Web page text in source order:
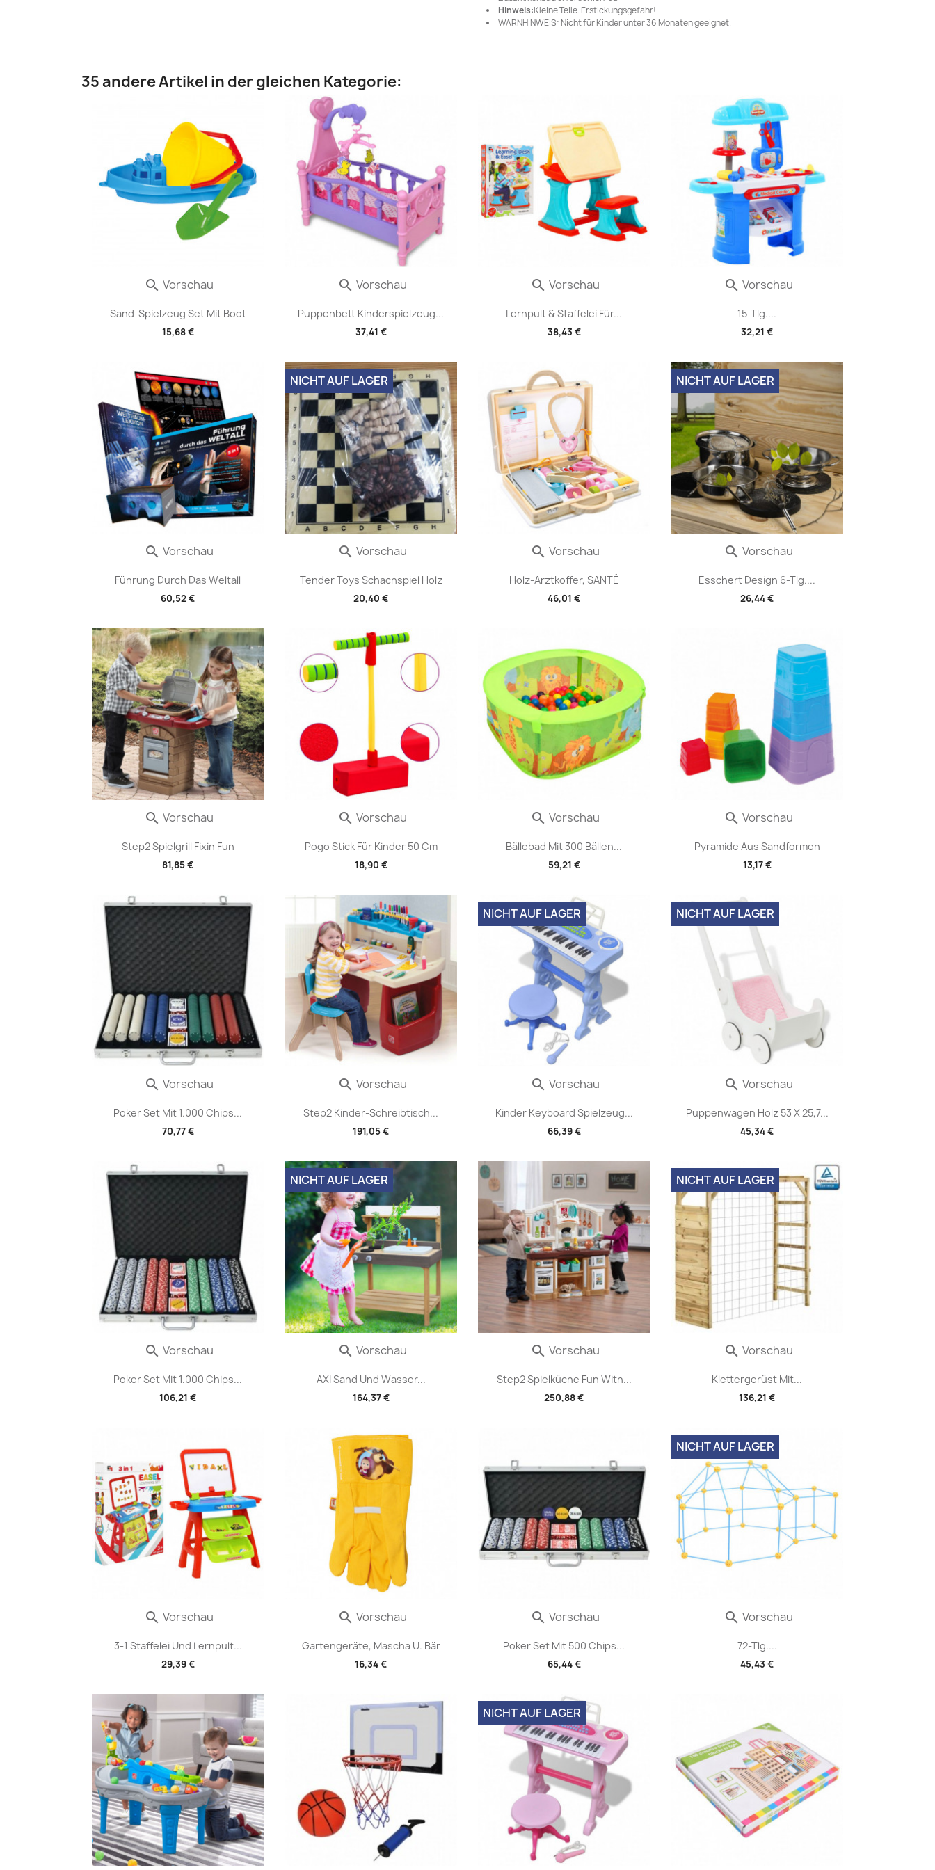
Hinweis:Kleine Teile. Erstickungsgefahr!
WARNHINWEIS: Nicht für Kinder unter 36 Monaten geeignet.
35 andere Artikel in der gleichen Kategorie:
Sand-Spielzeug Set Mit Boot
15,68 €
 Vorschau
Puppenbett Kinderspielzeug...
37,41 €
 Vorschau
Lernpult & Staffelei Für...
38,43 €
 Vorschau
15-Tlg....
32,21 €
 Vorschau
Führung Durch Das Weltall
60,52 €
 Vorschau
Tender Toys Schachspiel Holz
20,40 €
NICHT AUF LAGER
 Vorschau
Holz-Arztkoffer, SANTÉ
46,01 €
 Vorschau
Esschert Design 6-Tlg....
26,44 €
NICHT AUF LAGER
 Vorschau
Step2 Spielgrill Fixin Fun
81,85 €
 Vorschau
Pogo Stick Für Kinder 50 Cm
18,90 €
 Vorschau
Bällebad Mit 300 Bällen...
59,21 €
 Vorschau
Pyramide Aus Sandformen
13,17 €
 Vorschau
Poker Set Mit 1.000 Chips...
70,77 €
 Vorschau
Step2 Kinder-Schreibtisch...
191,05 €
 Vorschau
Kinder Keyboard Spielzeug...
66,39 €
NICHT AUF LAGER
 Vorschau
Puppenwagen Holz 53 X 25,7...
45,34 €
NICHT AUF LAGER
 Vorschau
Poker Set Mit 1.000 Chips...
106,21 €
 Vorschau
AXI Sand Und Wasser...
164,37 €
NICHT AUF LAGER
 Vorschau
Step2 Spielküche Fun With...
250,88 €
 Vorschau
Klettergerüst Mit...
136,21 €
NICHT AUF LAGER
 Vorschau
3-1 Staffelei Und Lernpult...
29,39 €
 Vorschau
Gartengeräte, Mascha U. Bär
16,34 €
 Vorschau
Poker Set Mit 500 Chips...
65,44 €
 Vorschau
72-Tlg....
45,43 €
NICHT AUF LAGER
 Vorschau
NICHT AUF LAGER